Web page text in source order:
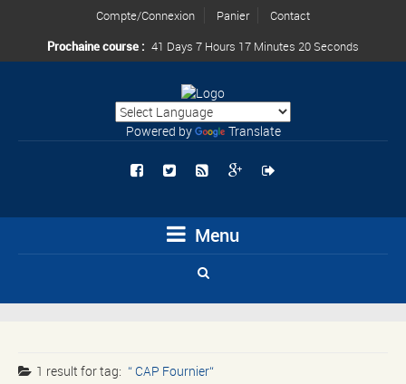
Compte/Connexion Panier
Contact
Prochaine course : 41 Days 7 Hours 17 Minutes 20 Seconds
Powered by Translate
Menu
1 result fortag: CAP Fournier